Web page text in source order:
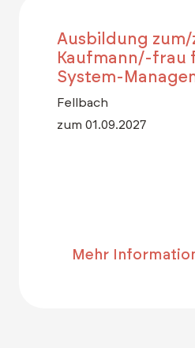
Ausbildung zum/
Kaufmann/-frau
System-
Fellbach
zum 01.09.2027
Mehr